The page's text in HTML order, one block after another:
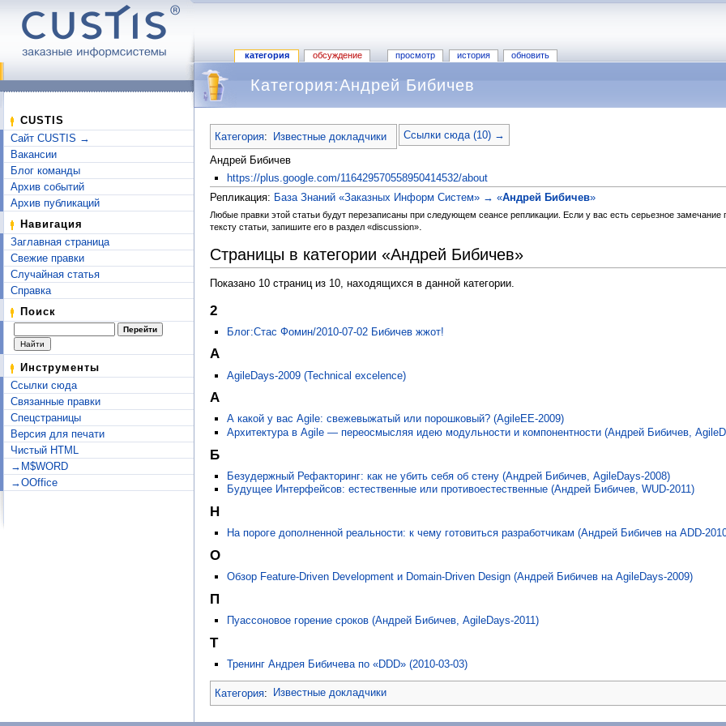
категория обсуждение просмотр история обновить
CUSTIS
Сайт CUSTIS →
Вакансии
Блог команды
Архив событий
Архив публикаций
Навигация
Заглавная страница
Свежие правки
Случайная статья
Справка
Поиск
Инструменты
Ссылки сюда
Связанные правки
Спецстраницы
Версия для печати
Чистый HTML
→M$WORD
→OOffice
Категория:Андрей Бибичев
Категория: Известные докладчики Ссылки сюда (10) →
Андрей Бибичев
https://plus.google.com/116429570558950414532/about
Репликация: База Знаний «Заказных Информ Систем» → «Андрей Бибичев»
Любые правки этой статьи будут перезаписаны при следующем сеансе репликации. Если у вас есть серьезное замечание
тексту статьи, запишите его в раздел «discussion».
Страницы в категории «Андрей Бибичев»
Показано 10 страниц из 10, находящихся в данной категории.
2
Блог:Стас Фомин/2010-07-02 Бибичев жжот!
A
AgileDays-2009 (Technical excelence)
А
А какой у вас Agile: свежевыжатый или порошковый? (AgileEE-2009)
Архитектура в Agile — переосмысляя идею модульности и компонентности (Андрей Бибичев,
Б
Безудержный Рефакторинг: как не убить себя об стену (Андрей Бибичев, AgileDays-2008)
Будущее Интерфейсов: естественные или противоестественные (Андрей Бибичев, WUD-2011)
Н
На пороге дополненной реальности: к чему готовиться разработчикам (Андрей Бибичев на ADD-
О
Обзор Feature-Driven Development и Domain-Driven Design (Андрей Бибичев на AgileDays-2009)
П
Пуассоновое горение сроков (Андрей Бибичев, AgileDays-2011)
Т
Тренинг Андрея Бибичева по «DDD» (2010-03-03)
Категория: Известные докладчики